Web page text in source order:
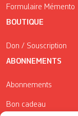
Formulaire Mémento
BOUTIQUE
Don / Souscription
ABONNEMENTS
Abonnements
Bon cadeau